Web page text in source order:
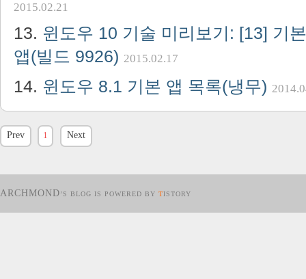
2015.02.21
윈도우 10 기술 미리보기: [13] 기
앱(빌드 9926) 2015.02.17
윈도우 8.1 기본 앱 목록(냉무)
Prev 1 Next
ARCHMOND’S BLOG IS POWERED BY TISTORY